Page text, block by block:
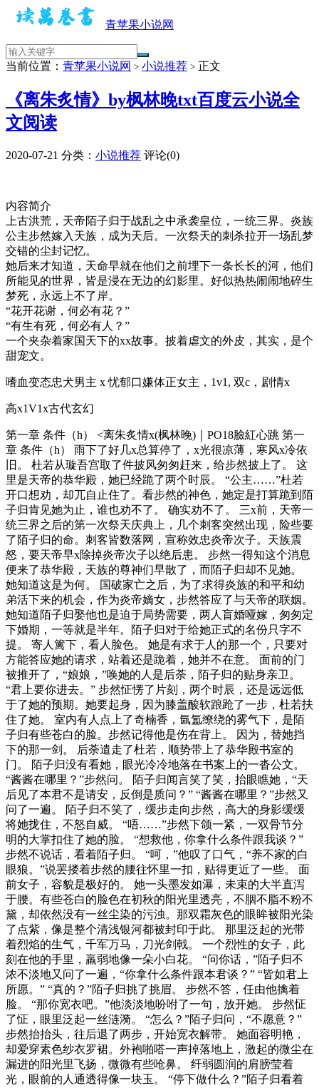
青苹果小说网
当前位置： 青苹果小说网 > 小说推荐 > 正文
《离朱炙情》by枫林晚txt百度云小说全
文阅读
2020-07-21 分类： 小说推荐 评论(0)
内容简介
上古洪荒，天帝陌子归于战乱之中承袭皇位，一统三界。炎族
公主步然嫁入天族，成为天后。一次祭天的刺杀拉开一场乱梦
交错的尘封记忆。
她后来才知道，天命早就在他们之前埋下一条长长的河，他们
所能见的世界，皆是浸在无边的幻影里。好似热热闹闹地碎生
梦死，永远上不了岸。
“花开花谢，何必有花？”
“有生有死，何必有人？”
一个夹杂着家国天下的xx故事。披着虐文的外皮，其实，是个
甜宠文。
嗜血变态忠犬男主 x 忧郁口嫌体正女主，1v1, 双c，剧情x
高x1V1x古代玄幻
第一章 条件（h） <离朱炙情x(枫林晚)｜PO18臉紅心跳 第一
章 条件（h） 雨下了好几x总算停了，x光很凉薄，寒风x冷依
旧。 杜若从璇吾宫取了件披风匆匆赶来，给步然披上了。 这
里是天帝的恭华殿，她已经跪了两个时辰。 “公主……”杜若
开口想劝，却兀自止住了。看步然的神色，她定是打算跪到陌
子归肯见她为止，谁也劝不了。 确实劝不了。 三x前，天帝一
统三界之后的第一次祭天庆典上，几个刺客突然出现，险些要
了陌子归的命。刺客皆数落网，宣称效忠炎帝次子。天族震
怒，要天帝早x除掉炎帝次子以绝后患。 步然一得知这个消息
便来了恭华殿，天族的尊神们早散了，而陌子归却不见她。
她知道这是为何。 国破家亡之后，为了求得炎族的和平和幼
弟活下来的机会，作为炎帝嫡女，步然答应了与天帝的联姻。
她知道陌子归娶他也是迫于局势需要，两人盲婚哑嫁，匆匆定
下婚期，一等就是半年。陌子归对于给她正式的名份只字不
提。 寄人篱下，看人脸色。 她是有求于人的那一个，只要对
方能答应她的请求，站着还是跪着，她并不在意。 面前的门
被推开了，“娘娘，”唤她的人是后荼，陌子归的贴身亲卫。
“君上要你进去。” 步然怔愣了片刻，两个时辰，还是远远低
于了她的预期。她要起身，因为膝盖酸软踉跄了一步，杜若扶
住了她。 室内有人点上了奇楠香，氤氲缭绕的雾气下，是陌
子归有些苍白的脸。步然记得他是伤在背上。 因为，替她挡
下的那一剑。 后荼遣走了杜若，顺势带上了恭华殿书室的
门。 陌子归没有看她，眼光冷冷地落在书案上的一沓公文。
“酱酱在哪里？”步然问。 陌子归闻言笑了笑，抬眼瞧她，“天
后见了本君不是请安，反倒是质问？” “酱酱在哪里？”步然又
问了一遍。 陌子归不笑了，缓步走向步然，高大的身影缓缓
将她拢住，不怒自威。 “唔……”步然下颌一紧，一双骨节分
明的大掌扣住了她的脸。 “想救他，你拿什么条件跟我谈？”
步然不说话，看着陌子归。 “呵，”他叹了口气，“养不家的白
眼狼。”说罢搂着步然的腰往怀里一扣，贴得更近了一些。 面
前女子，容貌是极好的。 她一头墨发如瀑，未束的大半直泻
于腰。有些苍白的脸色在初秋的阳光里透亮，不胭不脂不粉不
黛，却依然没有一丝尘染的污浊。那双霜灰色的眼眸被阳光染
了点紫，像是整个清浅银河都被封印于此。 那里泛起的光带
着烈焰的生气，千军万马，刀光剑戟。 一个烈性的女子，此
刻在他的手里，羸弱地像一朵小白花。 “问你话，”陌子归不
浓不淡地又问了一遍，“你拿什么条件跟本君谈？” “皆如君上
所愿。” “真的？”陌子归挑了挑眉。 步然不答，任由他擒着
脸。 “那你宽衣吧。”他淡淡地吩咐了一句，放开她。 步然怔
了怔，眼里泛起一丝涟漪。 “怎么？”陌子归问，“不愿意？”
步然抬抬头，往后退了两步，开始宽衣解带。 她面容明艳，
却爱穿素色纱衣罗裙。外袍啪嗒一声掉落地上，激起的微尘在
漏进的阳光里飞扬，微微有些呛鼻。 纤弱圆润的肩膀莹着
光，眼前的人通透得像一块玉。 “停下做什么？”陌子归看着